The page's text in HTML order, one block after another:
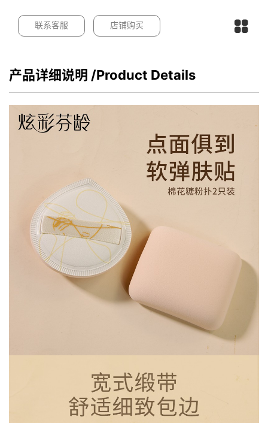
联系客服 店铺购买
产品详细说明 /Product Details